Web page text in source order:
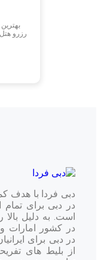
رزرو
دبی فردا با هدف
در دبی برای تمام
است. به دلیل
در کشور امارات
در دبی برای
از بلیط های